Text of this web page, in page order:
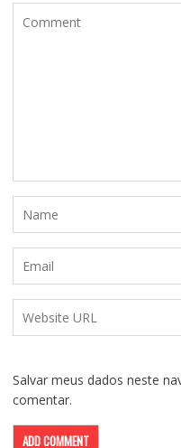
Salvar meus dados neste
comentar.